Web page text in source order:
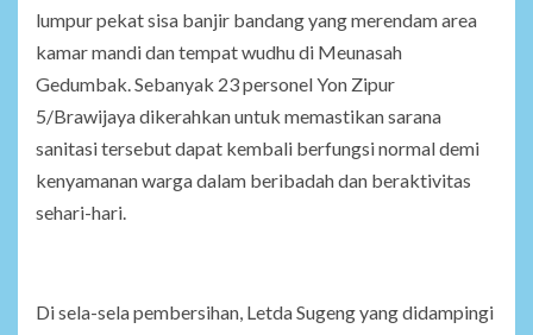
lumpur pekat sisa banjir bandang yang merendam area
kamar mandi dan tempat wudhu di Meunasah
Gedumbak. Sebanyak 23 personel Yon Zipur
5/Brawijaya dikerahkan untuk memastikan sarana
sanitasi tersebut dapat kembali berfungsi normal demi
kenyamanan warga dalam beribadah dan beraktivitas
sehari-hari.
Di sela-sela pembersihan, Letda Sugeng yang didampingi